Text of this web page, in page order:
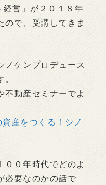
営」が２０１８年
ので、受講してきま
ノケンプロデュース
不動産セミナーでよ
産をつくる！シノ
００年時代でどのよ
必要なのかの話で